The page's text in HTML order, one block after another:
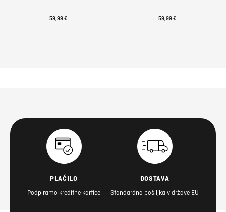
59,99 € 59,99 €
PLAČILO
Podpiramo kreditne kartice
DOSTAVA
Standardna pošiljka v države EU